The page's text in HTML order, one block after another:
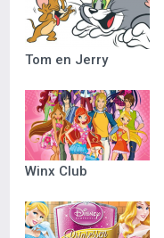
Tom en Jerry
Winx Club